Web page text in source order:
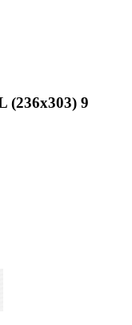
(236x303) 9